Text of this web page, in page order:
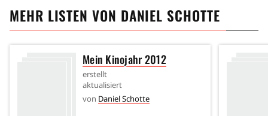
MEHR LISTEN VON DANIEL SCHOTTE
Mein Kinojahr 2012
erstellt
aktualisiert
von Daniel Schotte